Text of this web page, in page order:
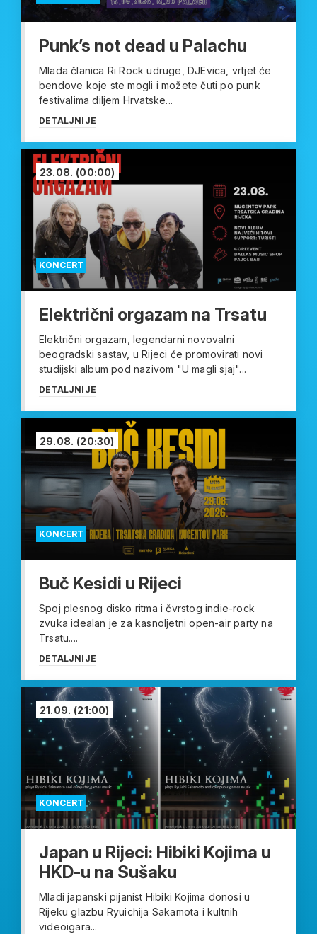
Punk’s not dead u Palachu
Mlada članica Ri Rock udruge, DJEvica, vrtjet će
bendove koje ste mogli i možete čuti po punk
festivalima diljem Hrvatske...
DETALJNIJE
KONCERT
23.08. (00:00)
Električni orgazam na Trsatu
Električni orgazam, legendarni novovalni
beogradski sastav, u Rijeci će promovirati novi
studijski album pod nazivom "U magli sjaj"...
DETALJNIJE
KONCERT
29.08. (20:30)
Buč Kesidi u Rijeci
Spoj plesnog disko ritma i čvrstog indie-rock
zvuka idealan je za kasnoljetni open-air party na
Trsatu....
DETALJNIJE
KONCERT
21.09. (21:00)
Japan u Rijeci: Hibiki Kojima u
HKD-u na Sušaku
Mladi japanski pijanist Hibiki Kojima donosi u
Rijeku glazbu Ryuichija Sakamota i kultnih
videoigara...